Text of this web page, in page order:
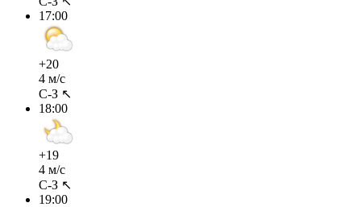
17:00
+20
4 м/с
С-З ↖
18:00
+19
4 м/с
С-З ↖
19:00